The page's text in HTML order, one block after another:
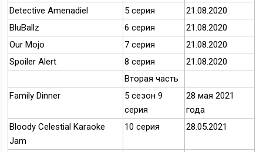
Detective Amenadiel 5 серия
21.08.2020
BluBallz
6 серия
21.08.2020
Our Mojo
7 серия
21.08.2020
Spoiler Alert
8 серия
21.08.2020
Вторая часть
Family Dinner
5 сезон 9
серия
28 мая 2021
года
Bloody Celestial Karaoke
Jam
10 серия 28.05.2021